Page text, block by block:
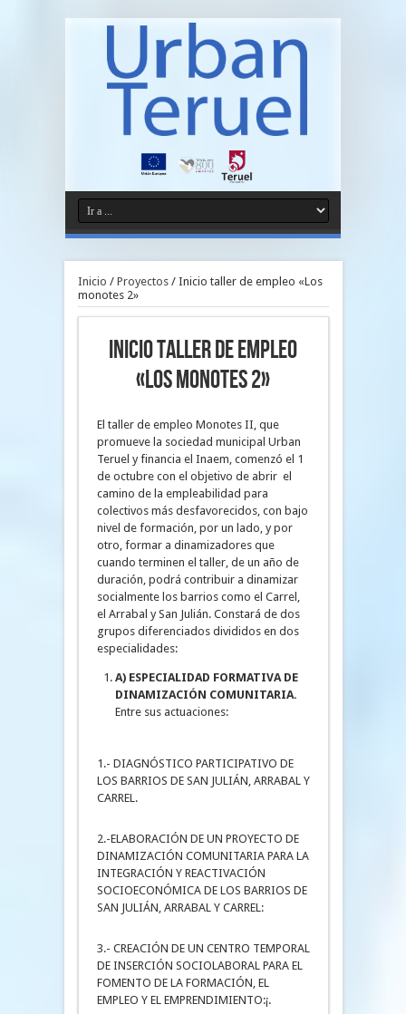
Inicio / Proyectos/ Inicio taller de empleo «Los
monotes 2»
Inicio taller de empleo
«Los monotes 2»
El taller de empleo Monotes II, que
promueve la sociedad municipal Urban
Teruel y financia el Inaem, comenzó el 1
de octubre con el objetivo de abrir el
camino de la empleabilidad para
colectivos más desfavorecidos, con bajo
nivel de formación, por un lado, y por
otro, formar a dinamizadores que
cuando terminen el taller, de un año de
duración, podrá contribuir a dinamizar
socialmente los barrios como el Carrel,
el Arrabal y San Julián. Constará de dos
grupos diferenciados divididos en dos
especialidades:
A) ESPECIALIDAD FORMATIVA DE
DINAMIZACIÓN COMUNITARIA.
Entre sus actuaciones:
1.- DIAGNÓSTICO PARTICIPATIVO DE
LOS BARRIOS DE SAN JULIÁN, ARRABAL Y
CARREL.
2.-ELABORACIÓN DE UN PROYECTO DE
DINAMIZACIÓN COMUNITARIA PARA LA
INTEGRACIÓN Y REACTIVACIÓN
SOCIOECONÓMICA DE LOS BARRIOS DE
SAN JULIÁN, ARRABAL Y CARREL:
3.- CREACIÓN DE UN CENTRO TEMPORAL
DE INSERCIÓN SOCIOLABORAL PARA EL
FOMENTO DE LA FORMACIÓN, EL
EMPLEO Y EL EMPRENDIMIENTO:¡.